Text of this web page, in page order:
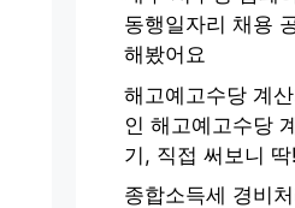
동행일자리 채용
해봤어요
해고예고수당 계
인 해고예고수당
기, 직접 써보니 딱!
종합소득세 경비